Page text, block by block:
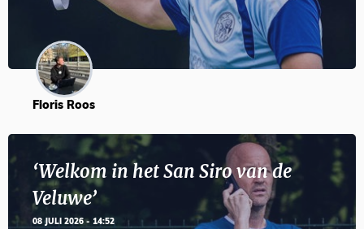
Floris Roos
‘Welkom in het San Siro van de
Veluwe’
08 JULI 2026 - 14:52